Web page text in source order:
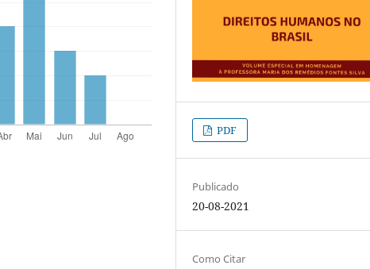
PDF
Publicado
20-08-2021
Como Citar